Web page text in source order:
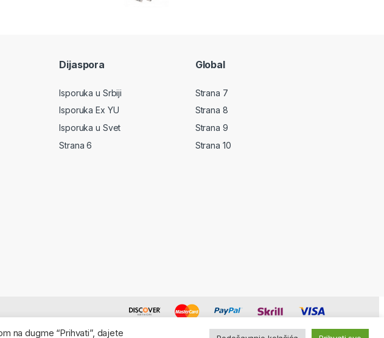
Dijaspora
Isporuka u Srbiji
Isporuka Ex YU
Isporuka u Svet
Strana 6
Global
Strana 7
Strana 8
Strana 9
Strana 10
na dugme “Prihvati”, dajete